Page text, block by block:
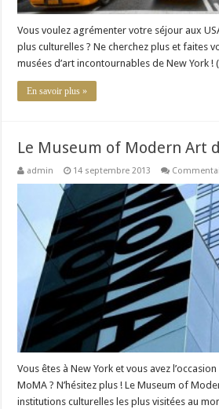
Vous voulez agrémenter votre séjour aux
plus culturelles ? Ne cherchez plus et faites
musées d’art incontournables de New York !
En savoir plus »
Le Museum of Modern Art
admin 14 septembre 2013
Vous êtes à New York et vous avez
MoMA ? N’hésitez plus ! Le Museum of
institutions culturelles les plus visitées au